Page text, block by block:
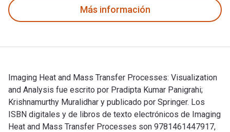
Más información
Imaging Heat and Mass Transfer Processes: Visualization
and Analysis fue escrito por Pradipta Kumar Panigrahi;
Krishnamurthy Muralidhar y publicado por Springer. Los
ISBN digitales y de libros de texto electrónicos de Imaging
Heat and Mass Transfer Processes son 9781461447917,